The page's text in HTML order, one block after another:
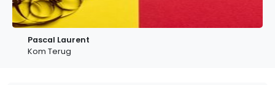
Pascal Laurent
Kom Terug